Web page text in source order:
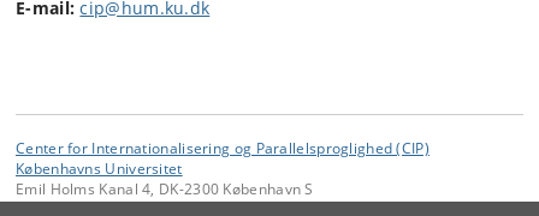
E-mail: cip@hum.ku.dk
Center for Internationalisering og Parallelsproglighed (CIP)
Københavns Universitet
Emil Holms Kanal 4, DK-2300 København S